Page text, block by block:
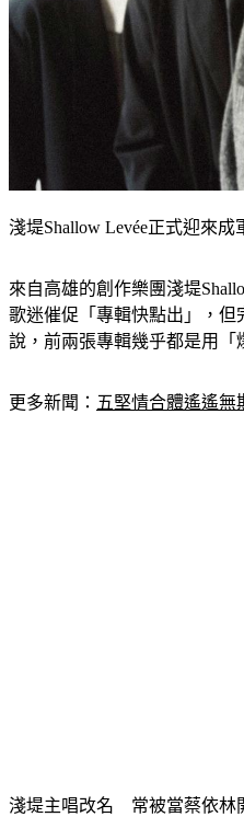
淺堤Shallow Levée正式迎來成
來自高雄的創作樂團淺堤
歌迷催促「專輯快點出」，
說，前兩張專輯幾乎都是用「
更多新聞： 五堅情合體遙遙無
淺堤主唱改名　常被當蔡依林